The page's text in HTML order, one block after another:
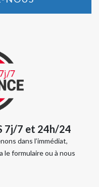
7j/7 et 24h/24
dans l’immédiat,
le formulaire ou à nous